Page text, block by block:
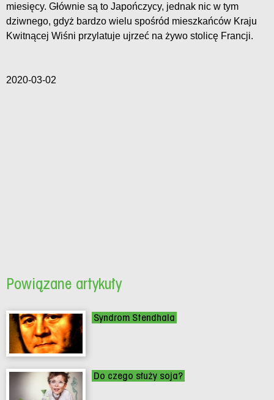
miesięcy. Głównie są to Japończycy, jednak nic w tym
dziwnego, gdyż bardzo wielu spośród mieszkańców Kraju
Kwitnącej Wiśni przylatuje ujrzeć na żywo stolicę Francji.
2020-03-02
Powiązane artykuły
Syndrom Stendhala
Do czego służy soja?